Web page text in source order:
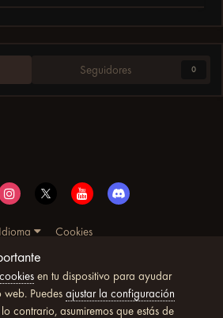
Seguidores 0
Idioma
Cookies
2025. Todos los derechos
reservados
by Invision Community
cookiesen tu dispositivo para ayudar
web. Puedes ajustar la configuración
contrario, asumiremos que estás de